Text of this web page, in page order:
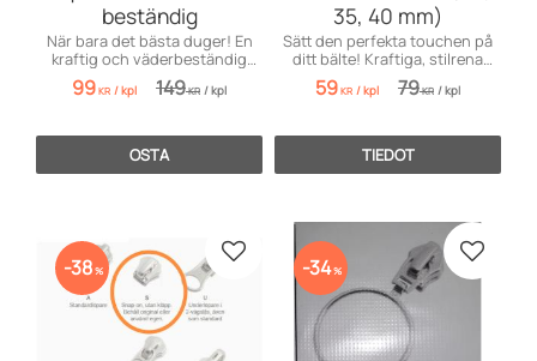
beständig
När bara det bästa duger! En
kraftig och väderbeständig
kapelltråd i klar aquafärg –
perfekt för sömnad av
99KR /kpl 149KR /kpl
OSTA
35, 40 mm)
Sätt den perfekta touchen på
ditt bälte! Kraftiga, stilrena
metallspännen i fyra lyxiga
finishar.
59KR /kpl 79KR /kpl
TIEDOT
38% Lisää suosikiksi
34% Lisää